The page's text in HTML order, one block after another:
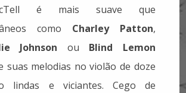
é mais suave que
como Charley Patton,
Johnson ou Blind Lemon
suas melodias no violão de doze
lindas e viciantes. Cego de